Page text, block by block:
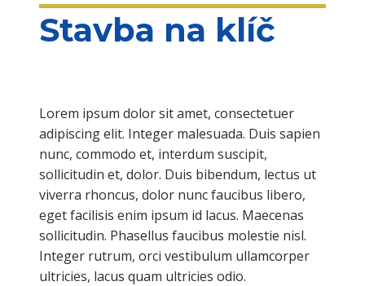
Stavba na klíč
Lorem ipsum dolor sit amet, consectetuer
adipiscing elit. Integer malesuada. Duis sapien
nunc, commodo et, interdum suscipit,
sollicitudin et, dolor. Duis bibendum, lectus ut
viverra rhoncus, dolor nunc faucibus libero,
eget facilisis enim ipsum id lacus. Maecenas
sollicitudin. Phasellus faucibus molestie nisl.
Integer rutrum, orci vestibulum ullamcorper
ultricies, lacus quam ultricies odio.